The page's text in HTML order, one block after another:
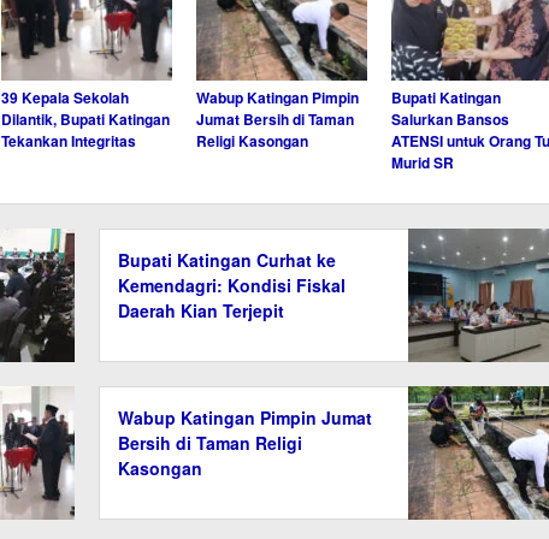
39 Kepala Sekolah
Dilantik, Bupati Katingan
Tekankan Integritas
Wabup Katingan Pimpin
Jumat Bersih di Taman
Religi Kasongan
Bupati Katingan
Salurkan Bansos
ATENSI untuk Orang
Murid SR
Bupati Katingan Curhat ke
Kemendagri: Kondisi Fiskal
Daerah Kian Terjepit
Wabup Katingan Pimpin Jumat
Bersih di Taman Religi
Kasongan